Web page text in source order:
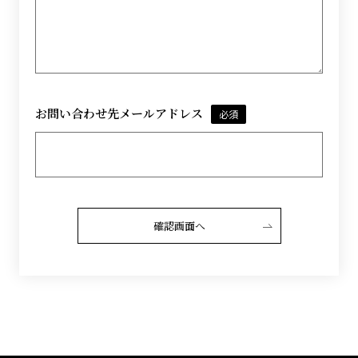
お問い合わせ先メールアドレス 必須